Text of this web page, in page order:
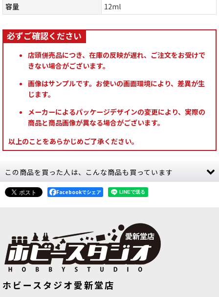
容量 12ml
店頭併売品につき、在庫の反映が遅れ、ご注文をお受けで
きない場合がございます。
画像はサンプルです。お使いの画面環境により、差異が生
じます。
メーカーによるパッケージデザインの変更により、実際の
商品と商品画像が異なる場合がございます。
以上のことをあらかじめご了承ください。
この商品を買った人は、こんな商品も買っています
WARPFIEND GREY ワープフィーン
ド・グレイ 22-11]
DARKNESS インキュビ・ダークネス
[
Facebookでシェア
ホビースタジオ愛新堂店